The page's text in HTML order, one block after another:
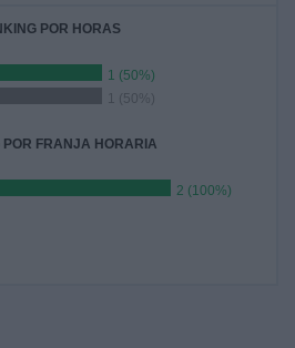
POR HORAS
1 (50%)
1 (50%)
POR FRANJA HORARIA
2 (100%)